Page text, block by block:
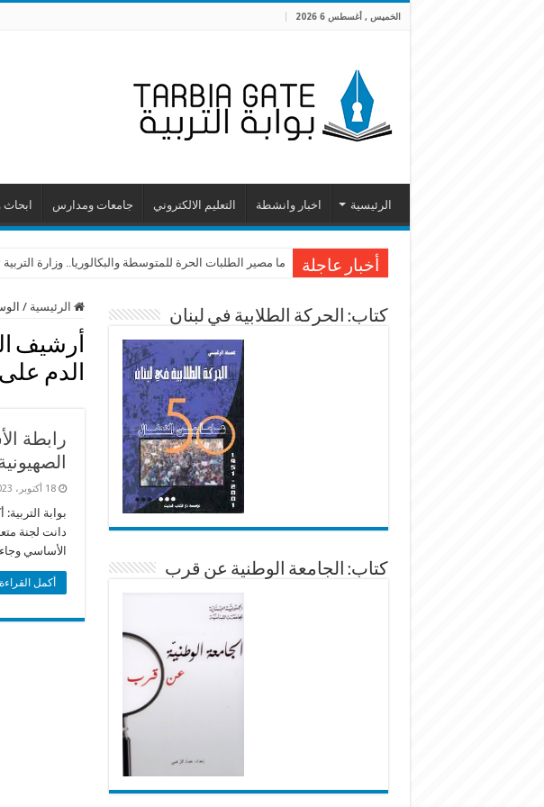
الخميس , أغسطس 6 2026
الرئيسية اخبار وانشطة التعليم الالكتروني جامعات ومدارس
أخبار عاجلة ما مصير الطلبات الحرة للمتوسطة والبكالوريا.. وزارة
الرئيسية /
أرشيف
الدم على
رابطة
18 أكتوبر، 2023
بوابة
دانت لجنة
الأساسي
أكمل
كتاب: الحركة الطلابية في لبنان
كتاب: الجامعة الوطنية عن قرب